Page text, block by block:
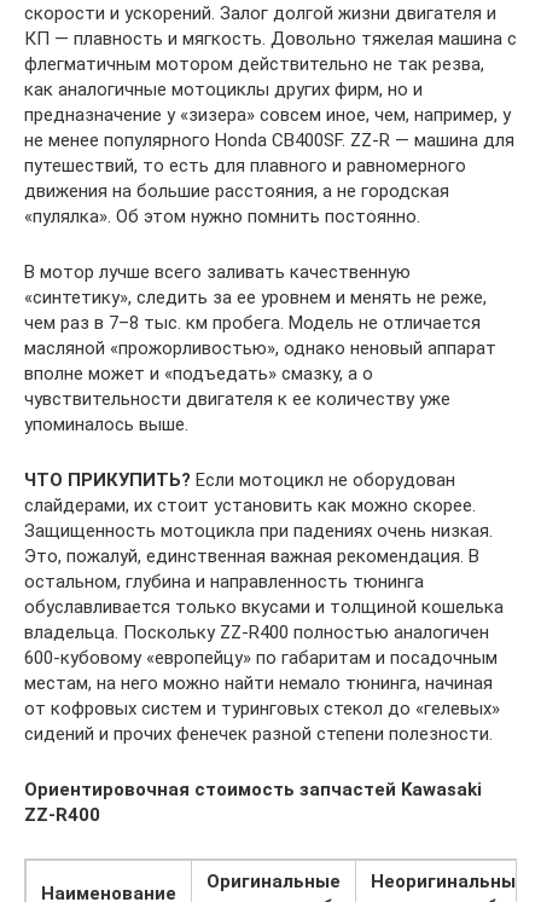
скорости и ускорений. Залог долгой жизни двигателя и
КП — плавность и мягкость. Довольно тяжелая машина с
флегматичным мотором действительно не так резва,
как аналогичные мотоциклы других фирм, но и
предназначение у «зизера» совсем иное, чем, например, у
не менее популярного Honda CB400SF. ZZ-R — машина для
путешествий, то есть для плавного и равномерного
движения на большие расстояния, а не городская
«пулялка». Об этом нужно помнить постоянно.
В мотор лучше всего заливать качественную
«синтетику», следить за ее уровнем и менять не реже,
чем раз в 7–8 тыс. км пробега. Модель не отличается
масляной «прожорливостью», однако неновый аппарат
вполне может и «подъедать» смазку, а о
чувствительности двигателя к ее количеству уже
упоминалось выше.
ЧТО ПРИКУПИТЬ? Если мотоцикл не оборудован
слайдерами, их стоит установить как можно скорее.
Защищенность мотоцикла при падениях очень низкая.
Это, пожалуй, единственная важная рекомендация. В
остальном, глубина и направленность тюнинга
обуславливается только вкусами и толщиной кошелька
владельца. Поскольку ZZ-R400 полностью аналогичен
600-кубовому «европейцу» по габаритам и посадочным
местам, на него можно найти немало тюнинга, начиная
от кофровых систем и туринговых стекол до «гелевых»
сидений и прочих фенечек разной степени полезности.
Ориентировочная стоимость запчастей Kawasaki
ZZ-R400
Наименование
Оригинальные
Неоригинальные